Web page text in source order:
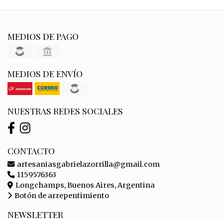
MEDIOS DE PAGO
MEDIOS DE ENVÍO
NUESTRAS REDES SOCIALES
CONTACTO
artesaniasgabrielazorrilla@gmail.com
1159576363
Longchamps, Buenos Aires, Argentina
Botón de arrepentimiento
NEWSLETTER